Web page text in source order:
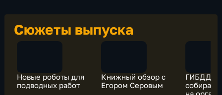
Сюжеты выпуска
Новые роботы для
подводных работ
Книжный обзор с
Егором Серовым
ГИБДД